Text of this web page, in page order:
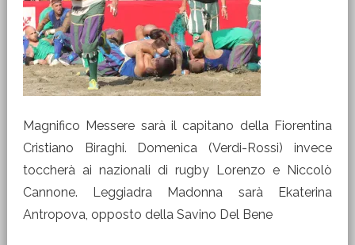
Magnifico Messere sarà il capitano della Fiorentina
Cristiano Biraghi. Domenica (Verdi-Rossi) invece
toccherà ai nazionali di rugby Lorenzo e Niccolò
Cannone. Leggiadra Madonna sarà Ekaterina
Antropova, opposto della Savino Del Bene